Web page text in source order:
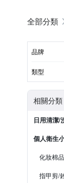
品牌
類型
相關分類
日用清潔/
個人衛生
化妝棉品
指甲剪/